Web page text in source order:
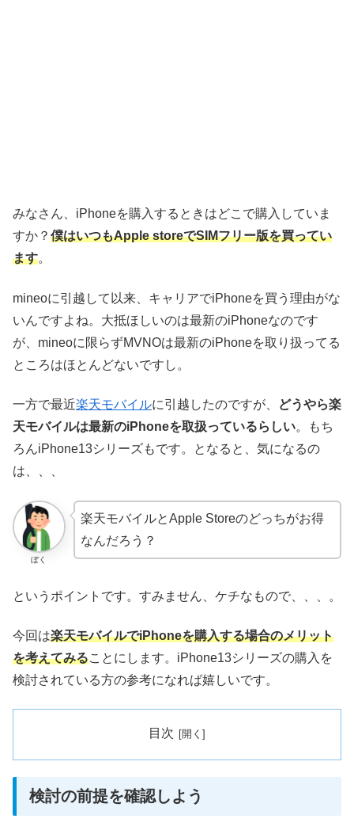
みなさん、iPhoneを購入するときはどこで購入していま
すか？ 僕はいつもApple storeでSIMフリー版を買ってい
ます。
mineoに引越して以来、キャリアでiPhoneを買う理由がな
いんですよね。大抵ほしいのは最新のiPhoneなのです
が、mineoに限らずMVNOは最新のiPhoneを取り扱ってる
ところはほとんどないですし。
一方で最近楽天モバイルに引越したのですが、
どうやら楽
天モバイルは最新のiPhoneを取扱っているらしい。もち
ろんiPhone13シリーズもです。となると、気になるの
は、、、
ぼく
楽天モバイルとApple Storeのどっちがお得
なんだろう？
というポイントです。すみません、ケチなもので、、、。
今回は楽天モバイルでiPhoneを購入する場合のメリット
を考えてみることにします。iPhone13シリーズの購入を
検討されている方の参考になれば嬉しいです。
目次
検討の前提を確認しよう